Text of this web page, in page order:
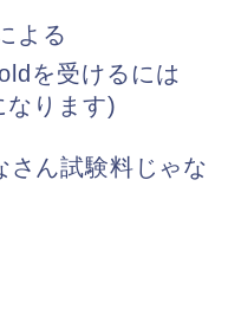
る
を受けるには
なります)
さん試験料じゃな